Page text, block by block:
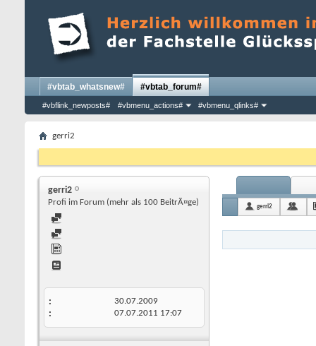
#vbtab_whatsnew# #vbtab_forum#
#vbflink_newposts# #vbmenu_actions# #vbmenu_qlinks#
gerri2
gerri2
Profi im Forum (mehr als 100 BeitrÃ¤ge)
30.07.2009
07.07.2011 17:07
gerri2